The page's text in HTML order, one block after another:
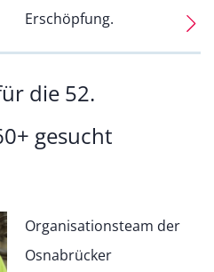
Erschöpfung.
die 52.
gesucht
Organisationsteam der
Osnabrücker